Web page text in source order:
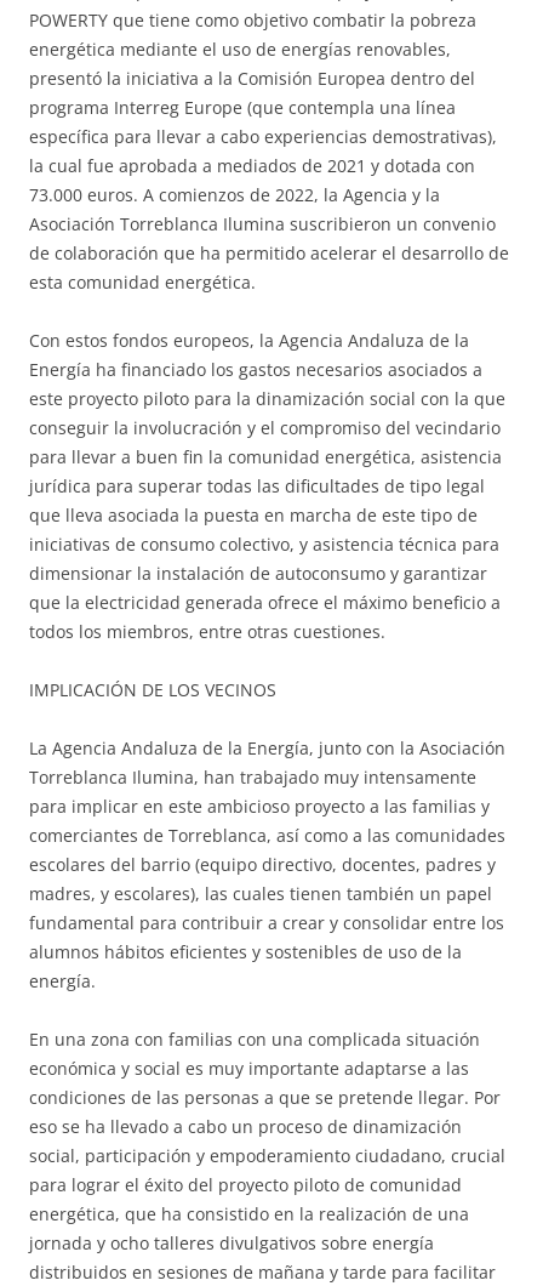
POWERTY que tiene como objetivo combatir la pobreza
energética mediante el uso de energías renovables,
presentó la iniciativa a la Comisión Europea dentro del
programa Interreg Europe (que contempla una línea
específica para llevar a cabo experiencias demostrativas),
la cual fue aprobada a mediados de 2021 y dotada con
73.000 euros. A comienzos de 2022, la Agencia y la
Asociación Torreblanca Ilumina suscribieron un convenio
de colaboración que ha permitido acelerar el desarrollo de
esta comunidad energética.
Con estos fondos europeos, la Agencia Andaluza de la
Energía ha financiado los gastos necesarios asociados a
este proyecto piloto para la dinamización social con la que
conseguir la involucración y el compromiso del vecindario
para llevar a buen fin la comunidad energética, asistencia
jurídica para superar todas las dificultades de tipo legal
que lleva asociada la puesta en marcha de este tipo de
iniciativas de consumo colectivo, y asistencia técnica para
dimensionar la instalación de autoconsumo y garantizar
que la electricidad generada ofrece el máximo beneficio a
todos los miembros, entre otras cuestiones.
IMPLICACIÓN DE LOS VECINOS
La Agencia Andaluza de la Energía, junto con la Asociación
Torreblanca Ilumina, han trabajado muy intensamente
para implicar en este ambicioso proyecto a las familias y
comerciantes de Torreblanca, así como a las comunidades
escolares del barrio (equipo directivo, docentes, padres y
madres, y escolares), las cuales tienen también un papel
fundamental para contribuir a crear y consolidar entre los
alumnos hábitos eficientes y sostenibles de uso de la
energía.
En una zona con familias con una complicada situación
económica y social es muy importante adaptarse a las
condiciones de las personas a que se pretende llegar. Por
eso se ha llevado a cabo un proceso de dinamización
social, participación y empoderamiento ciudadano, crucial
para lograr el éxito del proyecto piloto de comunidad
energética, que ha consistido en la realización de una
jornada y ocho talleres divulgativos sobre energía
distribuidos en sesiones de mañana y tarde para facilitar